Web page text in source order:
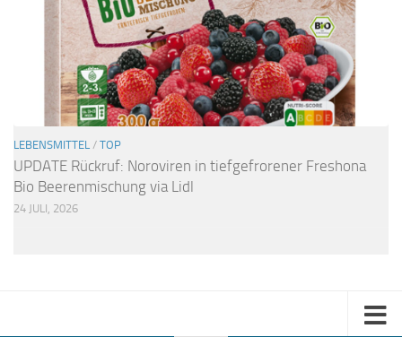
LEBENSMITTEL / TOP
UPDATE Rückruf: Noroviren in tiefgefrorener Freshona
Bio Beerenmischung via Lidl
24 JULI, 2026